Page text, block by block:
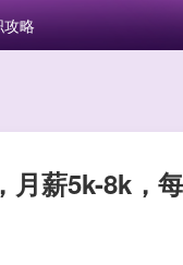
攻略
月薪5k-8k，